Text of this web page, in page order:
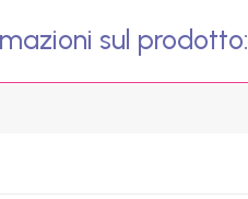
sul prodotto: